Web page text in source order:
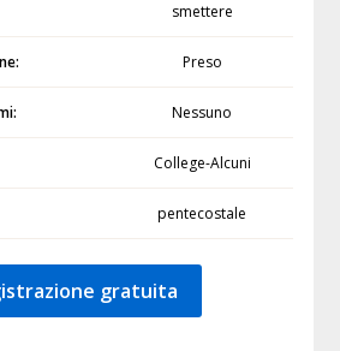
smettere
Preso
Nessuno
College-Alcuni
pentecostale
gratuita